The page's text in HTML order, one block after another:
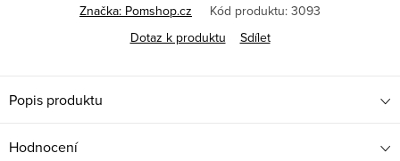
Značka: Pomshop.cz Kód produktu: 3093
Dotaz k produktu
Sdílet
Popis produktu
Hodnocení